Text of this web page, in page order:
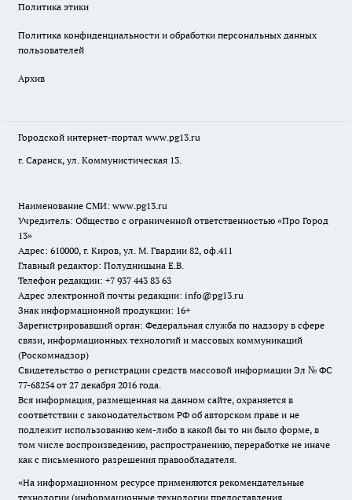
Политика этики
Политика конфиденциальности и обработки персональных данных
пользователей
Архив
Городской интернет-портал www.pg13.ru
г. Саранск, ул. Коммунистическая 13.
Наименование СМИ: www.pg13.ru
Учредитель: Общество с ограниченной ответственностью «Про Город
13»
Адрес: 610000, г. Киров, ул. М. Гвардии 82, оф.411
Главный редактор: Полудницына Е.В.
Телефон редакции: +7 937 443 83 63
Адрес электронной почты редакции: info@pg13.ru
Знак информационной продукции: 16+
Зарегистрировавший орган: Федеральная служба по надзору в сфере
связи, информационных технологий и массовых коммуникаций
(Роскомнадзор)
Свидетельство о регистрации средств массовой информации Эл № ФС
77-68254 от 27 декабря 2016 года.
Вся информация, размещенная на данном сайте, охраняется в
соответствии с законодательством РФ об авторском праве и не
подлежит использованию кем-либо в какой бы то ни было форме, в
том числе воспроизведению, распространению, переработке не иначе
как с письменного разрешения правообладателя.
«На информационном ресурсе применяются рекомендательные
технологии (информационные технологии предоставления